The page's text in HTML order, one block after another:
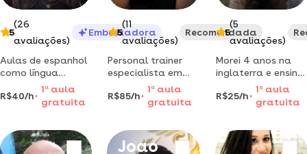
5
(26
avaliações)
Embaixadora
Aulas de espanhol
como língua
estrangeira para
brasileiras, nos
níveis a0-a2.
R$40/h
1 aaula
gratuita
5
(11
avaliações)
Recomendada
Personal trainer
especialista em
treinamento
esportivo | tenha
liberdade para
sendo
acompanhado(a)
R$85/h
1 a aula
gratuita
5
(5
avaliações)
Morei 4 anos na
inglaterra e ensino
inglês de forma
prática e
personalizada.
compreensão
escrita .
R$25/h
1 aaula
gratuita
Joao